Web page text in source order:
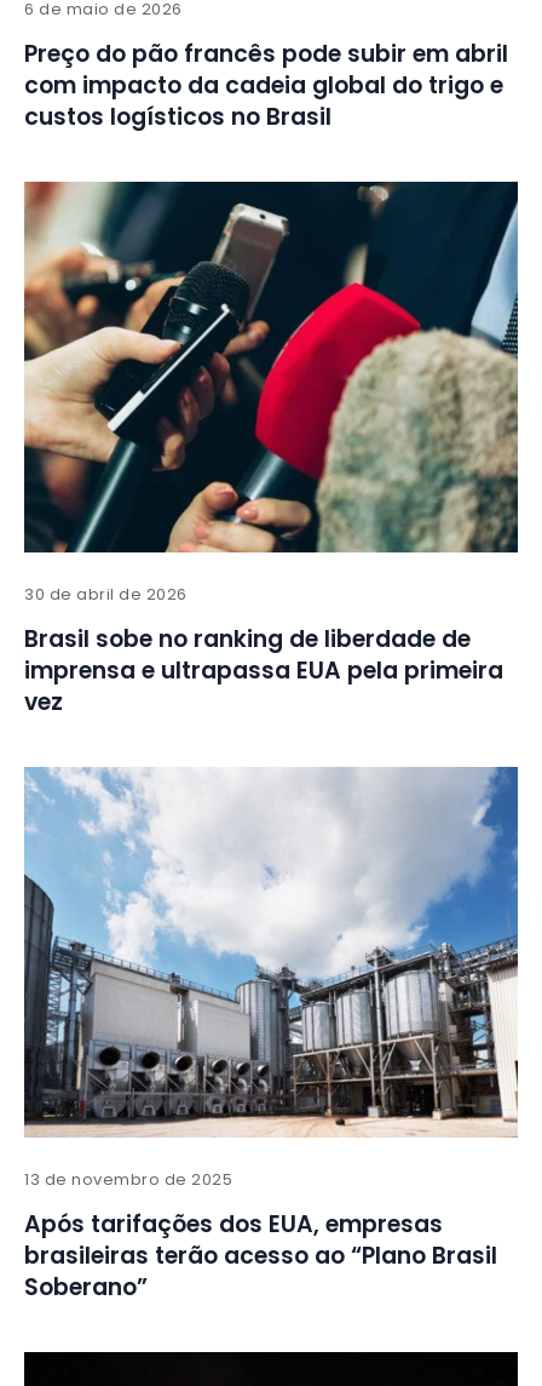
6 de maio de 2026
Preço do pão francês pode subir em abril
com impacto da cadeia global do trigo e
custos logísticos no Brasil
30 de abril de 2026
Brasil sobe no ranking de liberdade de
imprensa e ultrapassa EUA pela primeira
vez
13 de novembro de 2025
Após tarifações dos EUA, empresas
brasileiras terão acesso ao “Plano Brasil
Soberano”